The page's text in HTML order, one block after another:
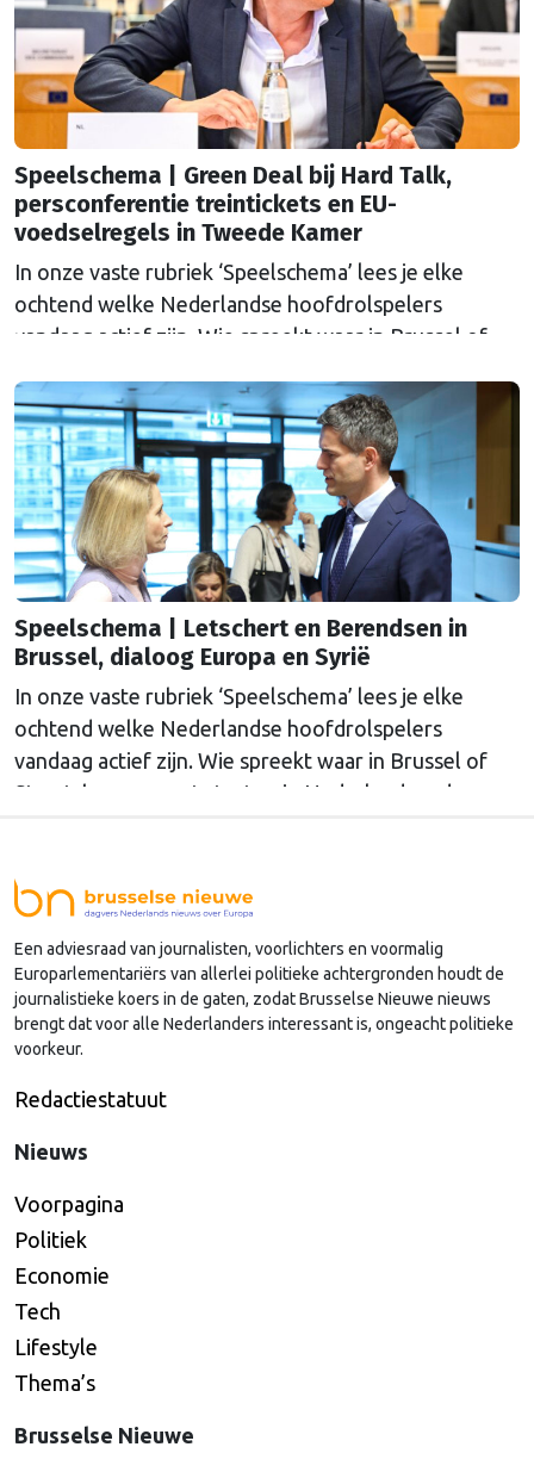
Speelschema | Green Deal bij Hard Talk,
persconferentie treintickets en EU-
voedselregels in Tweede Kamer
In onze vaste rubriek ‘Speelschema’ lees je elke
ochtend welke Nederlandse hoofdrolspelers
vandaag actief zijn. Wie spreekt waar in Brussel of
agenda?
Speelschema | Letschert en Berendsen in
Brussel, dialoog Europa en Syrië
In onze vaste rubriek ‘Speelschema’ lees je elke
ochtend welke Nederlandse hoofdrolspelers
vandaag actief zijn. Wie spreekt waar in Brussel of
Straatsburg, en wat staat er in Nederland op de
Een adviesraad van journalisten, voorlichters en voormalig
Europarlementariërs van allerlei politieke achtergronden houdt de
journalistieke koers in de gaten, zodat Brusselse Nieuwe nieuws
brengt dat voor alle Nederlanders interessant is, ongeacht politieke
voorkeur.
Redactiestatuut
Nieuws
Voorpagina
Politiek
Economie
Tech
Lifestyle
Thema’s
Brusselse Nieuwe